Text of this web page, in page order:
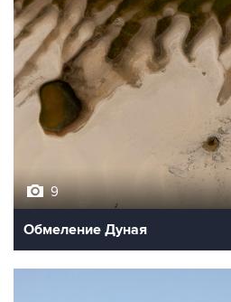
9
Обмеление Дуная